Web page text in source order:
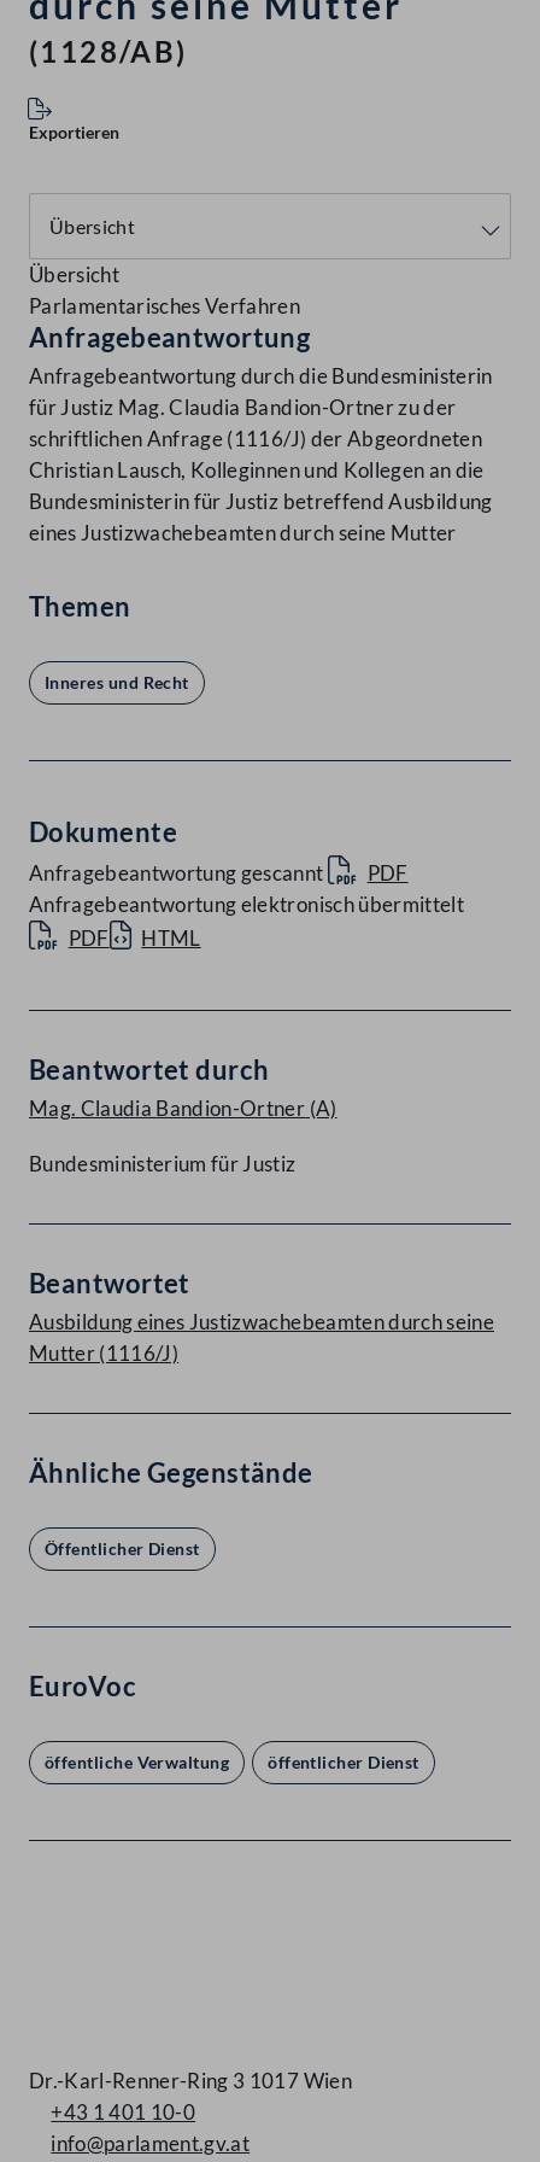
(1128/AB)
Exportieren
Übersicht
Parlamentarisches Verfahren
Anfragebeantwortung
Anfragebeantwortung durch die Bundesministerin
für Justiz Mag. Claudia Bandion-Ortner zu der
schriftlichen Anfrage (1116/J) der Abgeordneten
Christian Lausch, Kolleginnen und Kollegen an die
Bundesministerin für Justiz betreffend Ausbildung
eines Justizwachebeamten durch seine Mutter
Themen
Inneres und Recht
Dokumente
Anfragebeantwortung gescannt
PDF
Anfragebeantwortung elektronisch übermittelt
PDF
HTML
Beantwortet durch
Mag. Claudia Bandion-Ortner (A)
Bundesministerium für Justiz
Beantwortet
Ausbildung eines Justizwachebeamten durch seine
Mutter (1116/J)
Ähnliche Gegenstände
Öffentlicher Dienst
EuroVoc
öffentliche Verwaltung öffentlicher Dienst
Dr.-Karl-Renner-Ring 3 1017 Wien
+43 1 401 10-0
info@parlament.gv.at